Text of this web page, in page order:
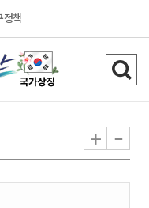
정책
검
색
기
+ -